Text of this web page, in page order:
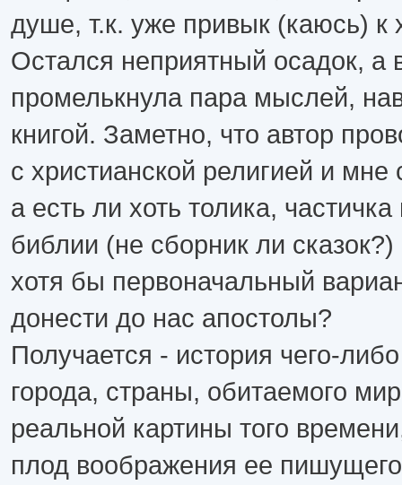
душе, т.к. уже привык (каюсь) к
Остался неприятный осадок, а
промелькнула пара мыслей,
книгой. Заметно, что автор
с христианской религией и мне
а есть ли хоть толика,
библии (не сборник ли
хотя бы первоначальный
донести до нас апостолы?
Получается - история чего-
города, страны, обитаемого
реальной картины того
плод воображения ее